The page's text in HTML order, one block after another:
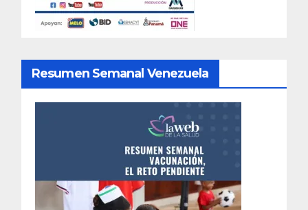
Resumen Semanal Venezuela